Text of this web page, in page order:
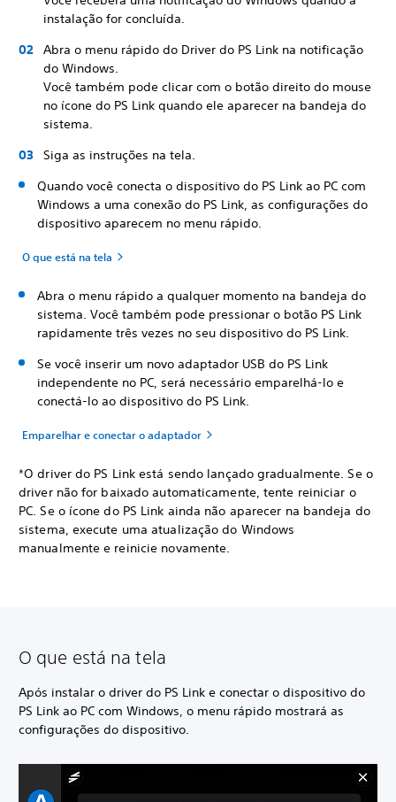
instalação for concluída.
Abra o menu rápido do Driver do PS Link na notificação
do Windows.
Você também pode clicar com o botão direito do mouse
no ícone do PS Link quando ele aparecer na bandeja do
sistema.
Siga as instruções na tela.
Quando você conecta o dispositivo do PS Link ao PC com
Windows a uma conexão do PS Link, as configurações do
dispositivo aparecem no menu rápido.
O que está na tela
Abra o menu rápido a qualquer momento na bandeja do
sistema. Você também pode pressionar o botão PS Link
rapidamente três vezes no seu dispositivo do PS Link.
Se você inserir um novo adaptador USB do PS Link
independente no PC, será necessário emparelhá-lo e
conectá-lo ao dispositivo do PS Link.
Emparelhar e conectar o adaptador
*O driver do PS Link está sendo lançado gradualmente. Se o
driver não for baixado automaticamente, tente reiniciar o
PC. Se o ícone do PS Link ainda não aparecer na bandeja do
sistema, execute uma atualização do Windows
manualmente e reinicie novamente.
O que está na tela
Após instalar o driver do PS Link e conectar o dispositivo do
PS Link ao PC com Windows, o menu rápido mostrará as
configurações do dispositivo.